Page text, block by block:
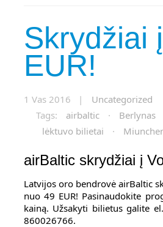
Skrydžiai
EUR!
1 Vas 2016 |
Uncategorized
Tags:
airbaltic · Berlynas
lėktuvo bilietai
·
airBaltic skrydžiai į
Latvijos oro bendrovė airBaltic
nuo 49 EUR! Pasinaudokite
kainą. Užsakyti bilietus galite
860026766.